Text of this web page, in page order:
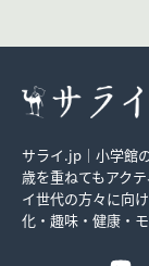
サライ.jp｜小学館
歳を重ねてもアク
イ世代の方々に向
化・趣味・健康・